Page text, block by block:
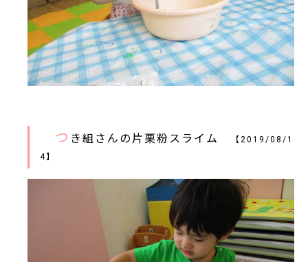
つ き組さんの片栗粉スライム
【2019/08/1
4】